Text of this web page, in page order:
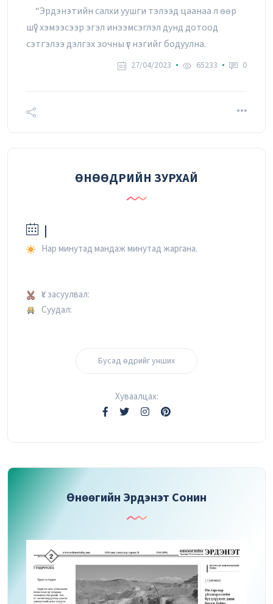
“Эрдэнэтийн салхи уушги тэлээд цаанаа л өөр
шүү” хэмээсээр эгэл инээмсэглэл дунд дотоод
сэтгэлээ дэлгэх зочны үг нэгийг бодуулна.
27/04/2023 65233 0
ӨНӨӨДРИЙН ЗУРХАЙ
|
Нар минутад мандаж минутад жаргана.
Үс засуулвал:
Суудал:
Бусад өдрийг унших
Хуваалцах:
Өнөөгийн Эрдэнэт Сонин